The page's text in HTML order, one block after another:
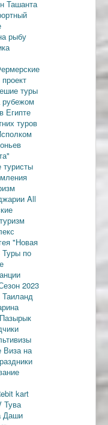
Ташанта
рыбу
туры
Египте
туров
туристы
All
"Новая
Туры по
2023
Таиланд
Пазырык
Виза на
kart
Тува
Даши